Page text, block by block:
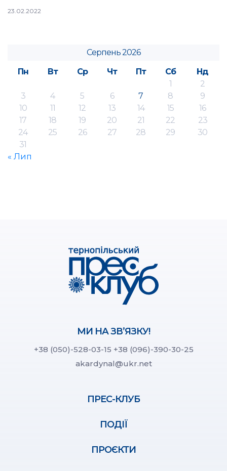
23.02.2022
Серпень 2026
Пн
Вт Ср Чт Пт Сб
Нд
1
2
3
4 5 6 7 8
9
10
11 12 13 14 15
16
17
18 19 20 21 22
23
24
25 26 27 28 29
30
31
« Лип
МИ НА ЗВ’ЯЗКУ!
+38 (050)-528-03-15 +38 (096)-390-30-25
akardynal@ukr.net
ПРЕС-КЛУБ
ПОДІЇ
ПРОЄКТИ